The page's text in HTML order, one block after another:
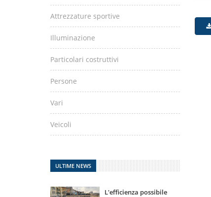
Attrezzature sportive
Illuminazione
Particolari costruttivi
Persone
Vari
Veicoli
ULTIME NEWS
L'efficienza possibile